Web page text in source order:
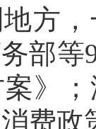
方，
部等
》
消费